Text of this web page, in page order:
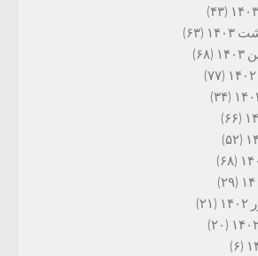
(۴۳)
(۶۳)
(۶۸)
(۷۷)
(۳۴)
(۶۶)
(۵۲)
(۶۸)
(۲۹)
(۲۱)
(۲۰)
(۶)